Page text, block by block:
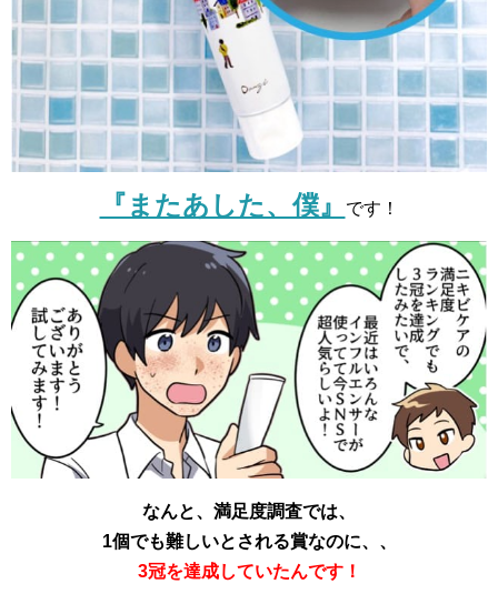
『またあした、僕』 です！
なんと、満足度調査では、
1個でも難しいとされる賞なのに、、
3冠を達成していたんです！